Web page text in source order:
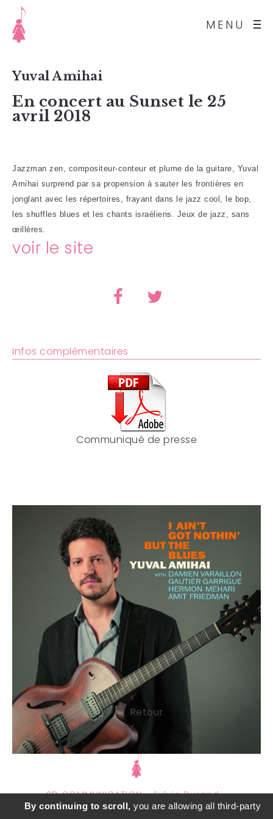
MENU
Yuval Amihai
En concert au Sunset le 25
avril 2018
Jazzman zen, compositeur-conteur et plume de la guitare, Yuval
Amihai surprend par sa propension à sauter les frontières en
jonglant avec les répertoires, frayant dans le jazz cool, le bop,
les shuffles blues et les chants israéliens. Jeux de jazz, sans
œillères.
voir le site
Infos complémentaires
Communiqué de presse
<
Retour
<
SD COMMUNICATION - Sylvie Durand -
sylviedurandcourrier@gmail.com- adapté par
By continuing to scroll, you are allowing all third-party